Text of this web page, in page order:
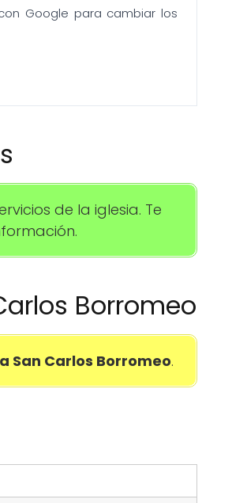
Google para cambiar los
de la iglesia. Te
Borromeo
San Carlos Borromeo.